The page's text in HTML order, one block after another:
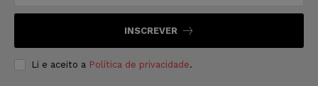
INSCREVER
Li e aceito a Política de privacidade.